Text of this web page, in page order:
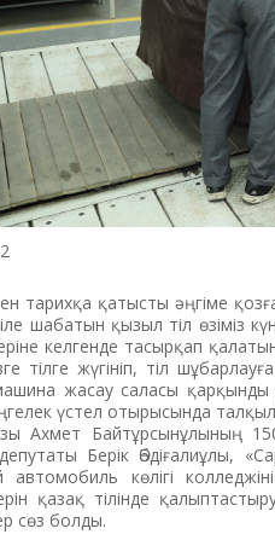
тарихқа қатысты әңгіме
шабатын қызыл тіл өзіміз
келгенде тасырқап
тілге жүгініп, тіл
жасау саласы қарқынды
үстел отырысында
Ахмет Байтұрсынұлының
Берік Әбдіғалиұлы,
автомобиль көлігі
қазақ тілін­де
сөз болды.